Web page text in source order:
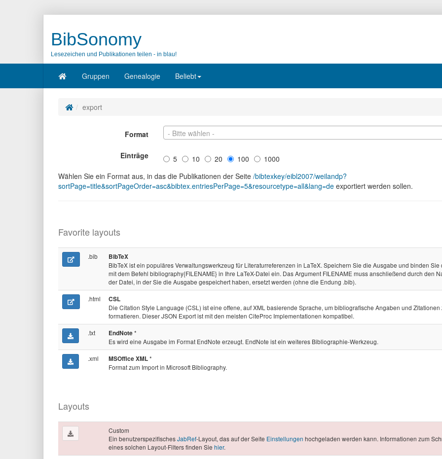
BibSonomy
Lesezeichen und Publikationen teilen - in blau!
Gruppen Genealogie Beliebt
export
Format - Bitte wählen -
Einträge 5 10 20 100
1000
Wählen Sie ein Format aus, in das die Publikationen der Seite /bibtexkey/eibl2007/weilandp?
sortPage=title&sortPageOrder=asc&bibtex.entriesPerPage=5&resourcetype=all&lang=de exportiert werden sollen.
Favorite layouts
.bib
BibTeX
BibTeX ist ein populäres Verwaltungswerkzeug für Literaturreferenzen in LaTeX. Speichern Sie die Ausgabe und binden Sie
mit dem Befehl bibliography{FILENAME} in Ihre LaTeX-Datei ein. Das Argument FILENAME muss anschließend durch den
der Datei, in der Sie die Ausgabe gespeichert haben, ersetzt werden (ohne die Endung .bib).
.html
CSL
Die Citation Style Language (CSL) ist eine offene, auf XML basierende Sprache, um bibliografische Angaben und Zitationen
formatieren. Dieser JSON Export ist mit den meisten CiteProc Implementationen kompatibel.
.txt
EndNote*
Es wird eine Ausgabe im Format EndNote erzeugt. EndNote ist ein weiteres Bibliographie-Werkzeug.
.xml
MSOffice XML*
Format zum Import in Microsoft Bibliography.
Layouts
Custom
Ein benutzerspezifischesJabRef-Layout, das auf der Seite Einstellungen hochgeladen werden kann. Informationen zum
eines solchen Layout-Filters finden Sie hier.